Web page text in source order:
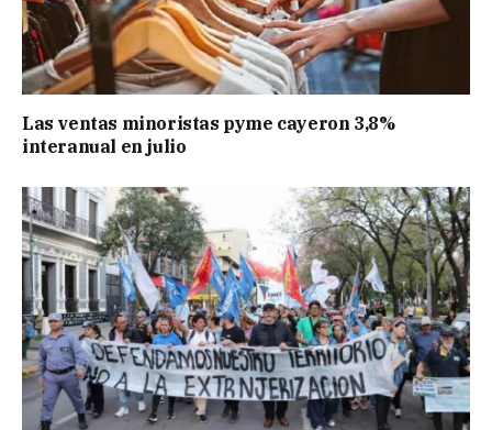
Las ventas minoristas pyme cayeron 3,8%
interanual en julio